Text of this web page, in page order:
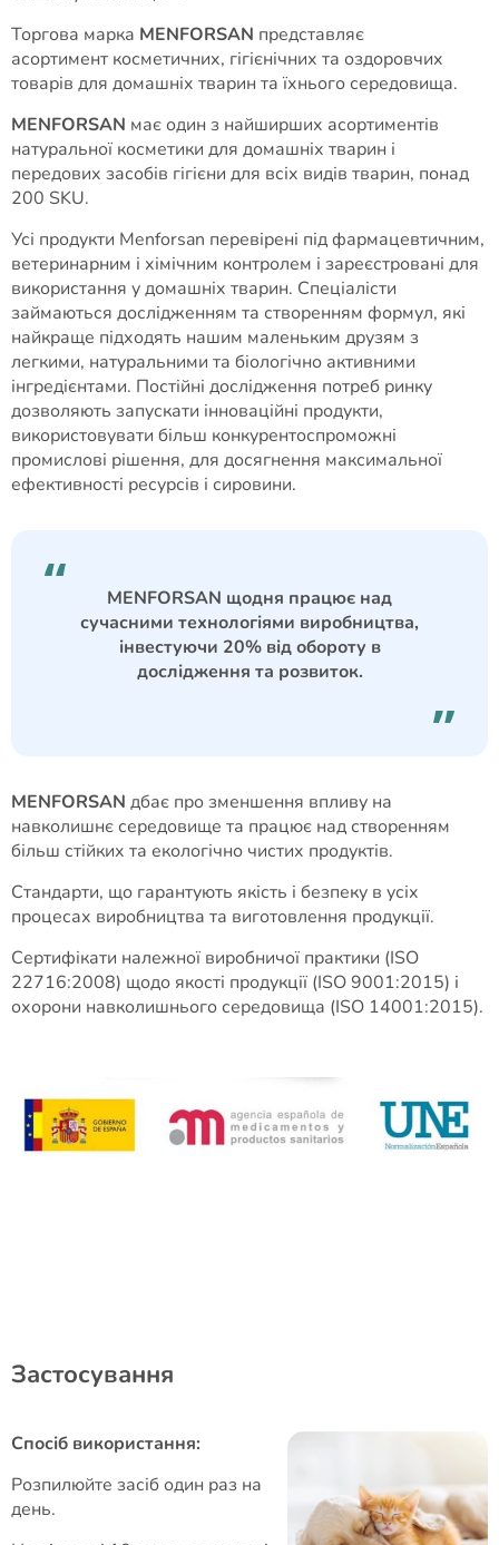
Торгова марка MENFORSAN представляє
асортимент косметичних, гігієнічних та оздоровчих
товарів для домашніх тварин та їхнього середовища.
MENFORSAN має один з найширших асортиментів
натуральної косметики для домашніх тварин і
передових засобів гігієни для всіх видів тварин, понад
200 SKU.
Усі продукти Menforsan перевірені під фармацевтичним,
ветеринарним і хімічним контролем і зареєстровані для
використання у домашніх тварин. Спеціалісти
займаються дослідженням та створенням формул, які
найкраще підходять нашим маленьким друзям з
легкими, натуральними та біологічно активними
інгредієнтами. Постійні дослідження потреб ринку
дозволяють запускати інноваційні продукти,
використовувати більш конкурентоспроможні
промислові рішення, для досягнення максимальної
ефективності ресурсів і сировини.
MENFORSAN щодня працює над
сучасними технологіями виробництва,
інвестуючи 20% від обороту в
дослідження та розвиток.
MENFORSAN дбає про зменшення впливу на
навколишнє середовище та працює над створенням
більш стійких та екологічно чистих продуктів.
Стандарти, що гарантують якість і безпеку в усіх
процесах виробництва та виготовлення продукції.
Сертифікати належної виробничої практики (ISO
22716:2008) щодо якості продукції (ISO 9001:2015) і
охорони навколишнього середовища (ISO 14001:2015).
Застосування
Спосіб використання:
Розпилюйте засіб один раз на
день.